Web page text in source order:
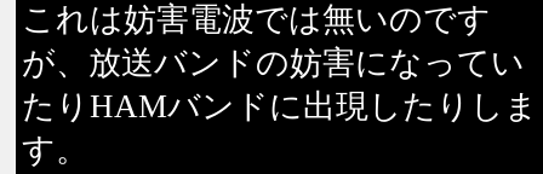
これは妨害電波では無いのです
が、放送バンドの妨害になってい
たりHAMバンドに出現したりしま
す。